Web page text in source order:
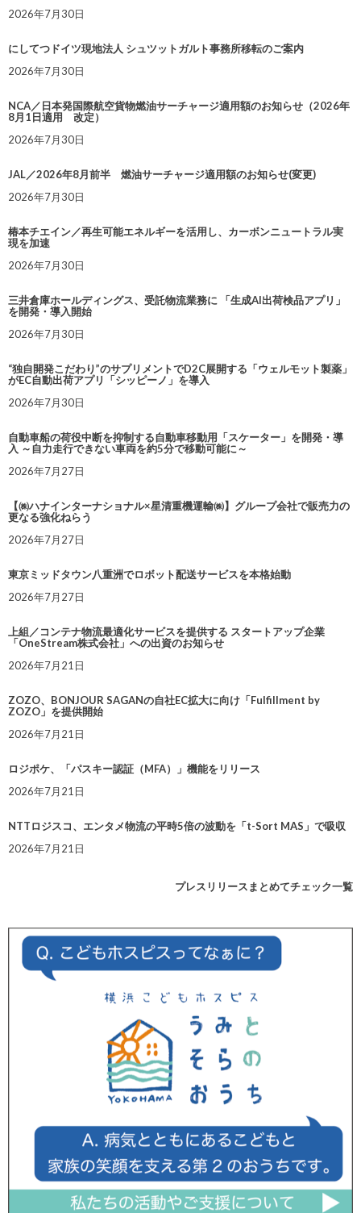
2026年7月30日
にしてつドイツ現地法人 シュツットガルト事務所移転のご案内
2026年7月30日
NCA／日本発国際航空貨物燃油サーチャージ適用額のお知らせ（2026年
8月1日適用 改定）
2026年7月30日
JAL／2026年8月前半 燃油サーチャージ適用額のお知らせ(変更)
2026年7月30日
椿本チエイン／再生可能エネルギーを活用し、カーボンニュートラル実
現を加速
2026年7月30日
三井倉庫ホールディングス、受託物流業務に 「生成AI出荷検品アプリ」
を開発・導入開始
2026年7月30日
“独自開発こだわり”のサプリメントでD2C展開する「ウェルモット製薬」
がEC自動出荷アプリ「シッピーノ」を導入
2026年7月30日
自動車船の荷役中断を抑制する自動車移動用「スケーター」を開発・導
入 ～自力走行できない車両を約5分で移動可能に～
2026年7月27日
【㈱ハナインターナショナル×星清重機運輸㈱】グループ会社で販売力の
更なる強化ねらう
2026年7月27日
東京ミッドタウン八重洲でロボット配送サービスを本格始動
2026年7月27日
上組／コンテナ物流最適化サービスを提供する スタートアップ企業
「OneStream株式会社」への出資のお知らせ
2026年7月21日
ZOZO、BONJOUR SAGANの自社EC拡大に向け「Fulfillment by
ZOZO」を提供開始
2026年7月21日
ロジポケ、「パスキー認証（MFA）」機能をリリース
2026年7月21日
NTTロジスコ、エンタメ物流の平時5倍の波動を「t-Sort MAS」で吸収
2026年7月21日
プレスリリースまとめてチェック一覧